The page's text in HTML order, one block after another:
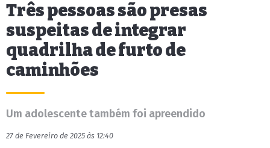
Três pessoas são presas
suspeitas de integrar
quadrilha de furto de
caminhões
Um adolescente também foi apreendido
27 de Fevereiro de 2025 às 12:40